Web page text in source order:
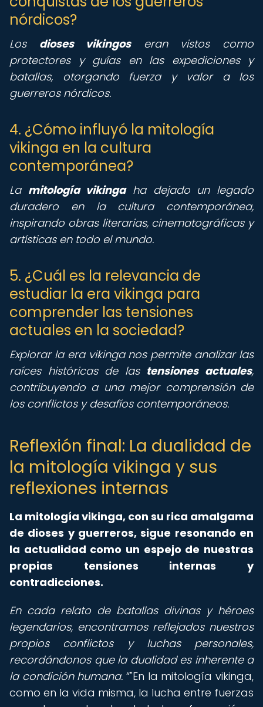
nórdicos?
Los dioses vikingoseran vistos como
protectores y guías en las expediciones y
batallas, otorgando fuerza y valor a los
guerreros nórdicos.
4. ¿Cómo influyó la mitología
vikinga en la cultura
contemporánea?
La mitología vikingaha dejado un legado
duradero en la cultura contemporánea,
inspirando obras literarias, cinematográficas y
artísticas en todo el mundo.
5. ¿Cuál es la relevancia de
estudiar la era vikinga para
comprender las tensiones
actuales en la sociedad?
Explorar la era vikinga nos permite analizar las
raíces históricas de las tensiones actuales,
contribuyendo a una mejor comprensión de
los conflictos y desafíos contemporáneos.
Reflexión final: La dualidad de
la mitología vikinga y sus
reflexiones internas
La mitología vikinga, con su rica amalgama
de dioses y guerreros, sigue resonando en
la actualidad como un espejo de nuestras
propias tensiones internas y
contradicciones.
En cada relato de batallas divinas y héroes
legendarios, encontramos reflejados nuestros
propios conflictos y luchas personales,
recordándonos que la dualidad es inherente a
la condición humana. "En la mitología vikinga,
como en la vida misma, la lucha entre fuerzas